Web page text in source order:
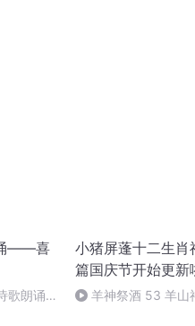
——喜
歌朗诵-
小猪屏蓬十二生肖
篇国庆节开始更新
羊神祭酒 53 羊山